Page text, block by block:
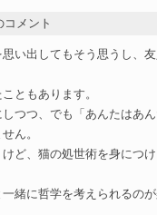
コメント
い出してもそう思うし、
ともあります。
つつ、でも「あんたはあ
ん。
ど、猫の処世術を身につ
緒に哲学を考えられるの